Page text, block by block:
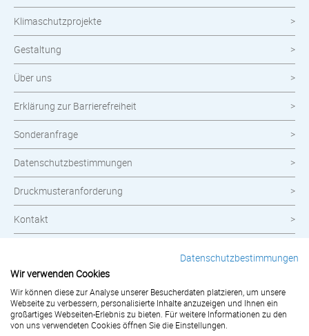
Datenschutzbestimmungen
Wir verwenden Cookies
Wir können diese zur Analyse unserer Besucherdaten platzieren, um unsere
Webseite zu verbessern, personalisierte Inhalte anzuzeigen und Ihnen ein
großartiges Webseiten-Erlebnis zu bieten. Für weitere Informationen zu den
von uns verwendeten Cookies öffnen Sie die Einstellungen.
Klimaschutzprojekte
Gestaltung
Über uns
Erklärung zur Barrierefreiheit
Sonderanfrage
Datenschutzbestimmungen
Druckmusteranforderung
Kontakt
Impressum
AGB
Bestellung widerrufen